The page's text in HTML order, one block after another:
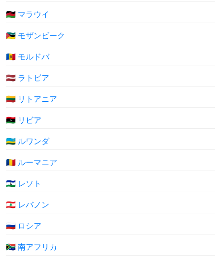
🇲🇼 マラウイ
🇲🇿 モザンビーク
🇲🇩 モルドバ
🇱🇻 ラトビア
🇱🇹 リトアニア
🇱🇾 リビア
🇷🇼 ルワンダ
🇷🇴 ルーマニア
🇱🇸 レソト
🇱🇧 レバノン
🇷🇺 ロシア
🇿🇦 南アフリカ